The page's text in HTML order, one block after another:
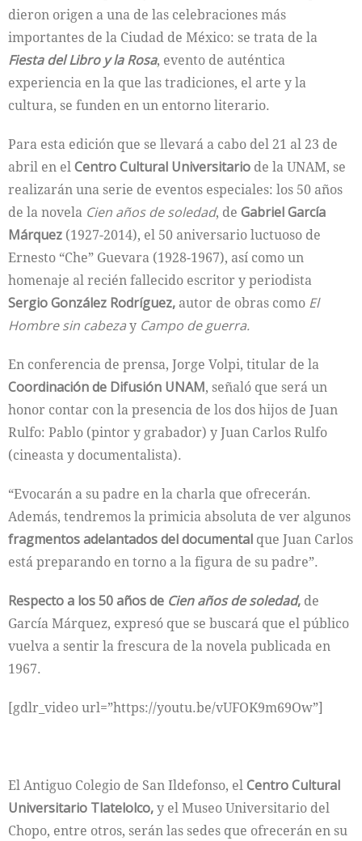
dieron origen a una de las celebraciones más
importantes de la Ciudad de México: se trata de la
Fiesta del Libro y la Rosa, evento de auténtica
experiencia en la que las tradiciones, el arte y la
cultura, se funden en un entorno literario.
Para esta edición que se llevará a cabo del 21 al 23 de
abril en elCentro Cultural Universitario de la UNAM, se
realizarán una serie de eventos especiales: los 50 años
de la novela Cien años de soledad, de Gabriel García
Márquez (1927-2014), el 50 aniversario luctuoso de
Ernesto “Che” Guevara (1928-1967), así como un
homenaje al recién fallecido escritor y periodista
Sergio González Rodríguez, autor de obras como El
Hombre sin cabezay Campo de guerra.
En conferencia de prensa, Jorge Volpi, titular de la
Coordinación de Difusión UNAM, señaló que será un
honor contar con la presencia de los dos hijos de Juan
Rulfo: Pablo (pintor y grabador) y Juan Carlos Rulfo
(cineasta y documentalista).
“Evocarán a su padre en la charla que ofrecerán.
Además, tendremos la primicia absoluta de ver algunos
fragmentos adelantados del documental que Juan Carlos
está preparando en torno a la figura de su padre”.
Respecto a los 50 años de Cien años de soledad, de
García Márquez, expresó que se buscará que el público
vuelva a sentir la frescura de la novela publicada en
1967.
[gdlr_video url=”https://youtu.be/vUFOK9m69Ow”]
El Antiguo Colegio de San Ildefonso, elCentro Cultural
Universitario Tlatelolco,y el Museo Universitario del
Chopo, entre otros, serán las sedes que ofrecerán en su